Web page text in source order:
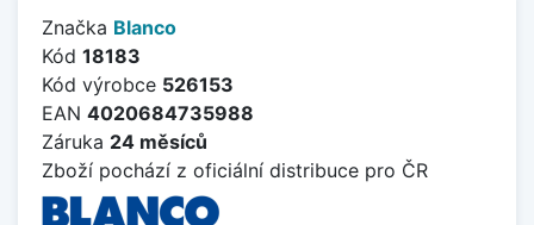
Značka Blanco
Kód 18183
Kód výrobce 526153
EAN 4020684735988
Záruka 24 měsíců
Zboží pochází z oficiální distribuce pro ČR